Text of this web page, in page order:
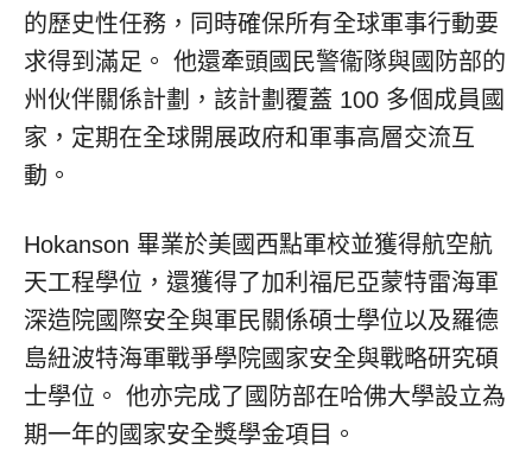
的歷史性任務，同時確保所有全球軍事行動要
求得到滿足。 他還牽頭國民警衞隊與國防部的
州伙伴關係計劃，該計劃覆蓋 100 多個成員國
家，定期在全球開展政府和軍事高層交流互
動。
Hokanson 畢業於美國西點軍校並獲得航空航
天工程學位，還獲得了加利福尼亞蒙特雷海軍
深造院國際安全與軍民關係碩士學位以及羅德
島紐波特海軍戰爭學院國家安全與戰略研究碩
士學位。 他亦完成了國防部在哈佛大學設立為
期一年的國家安全獎學金項目。